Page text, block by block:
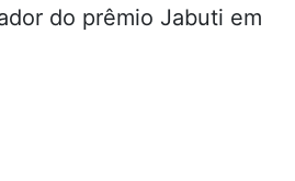
do prêmio Jabuti em